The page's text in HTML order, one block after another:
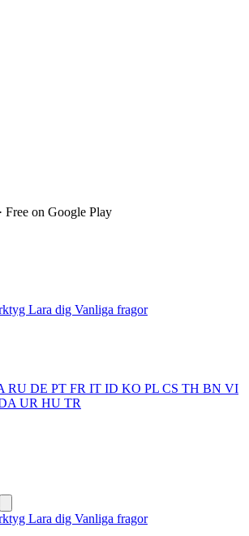
Free on Google Play
Lara dig Vanliga fragor
RU DE PT FR IT ID KO PL CS TH BN VI
UR HU TR
Lara dig Vanliga fragor